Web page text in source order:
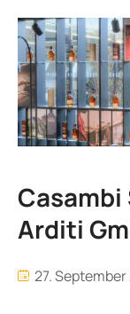
Features
Kompatibilität
Casambi App
Produkte
Blog
Webinare &
Arditi
27. September